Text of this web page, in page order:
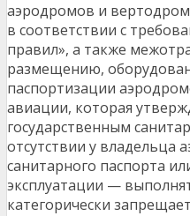
аэродромов и
в соответствии с
правил», а также
размещению,
паспортизации
авиации, которая
государственным
отсутствии у владельца
санитарного паспорта
эксплуатации —
категорически